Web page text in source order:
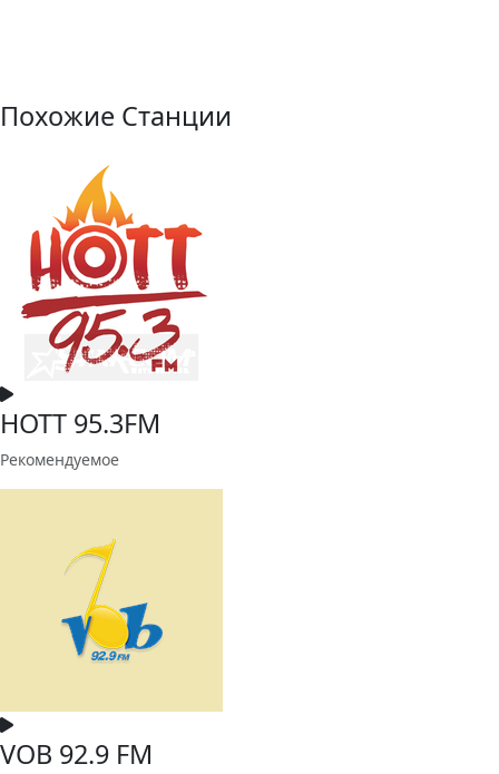
Похожие Станции
HOTT 95.3FM
Рекомендуемое
VOB 92.9 FM